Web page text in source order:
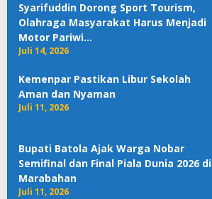
Syarifuddin Dorong Sport Tourism,
Olahraga Masyarakat Harus Menjadi
Motor Pariwi…
Juli 14, 2026
Kemenpar Pastikan Libur Sekolah
Aman dan Nyaman
Juli 11, 2026
Bupati Batola Ajak Warga Nobar
Semifinal dan Final Piala Dunia 2026 di
Marabahan
Juli 11, 2026